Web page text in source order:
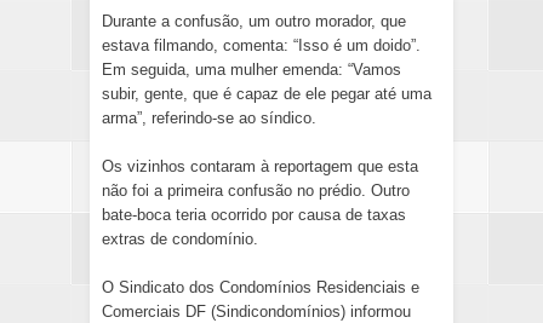
Durante a confusão, um outro morador, que
estava filmando, comenta: “Isso é um doido”.
Em seguida, uma mulher emenda: “Vamos
subir, gente, que é capaz de ele pegar até uma
arma”, referindo-se ao síndico.
Os vizinhos contaram à reportagem que esta
não foi a primeira confusão no prédio. Outro
bate-boca teria ocorrido por causa de taxas
extras de condomínio.
O Sindicato dos Condomínios Residenciais e
Comerciais DF (Sindicondomínios) informou